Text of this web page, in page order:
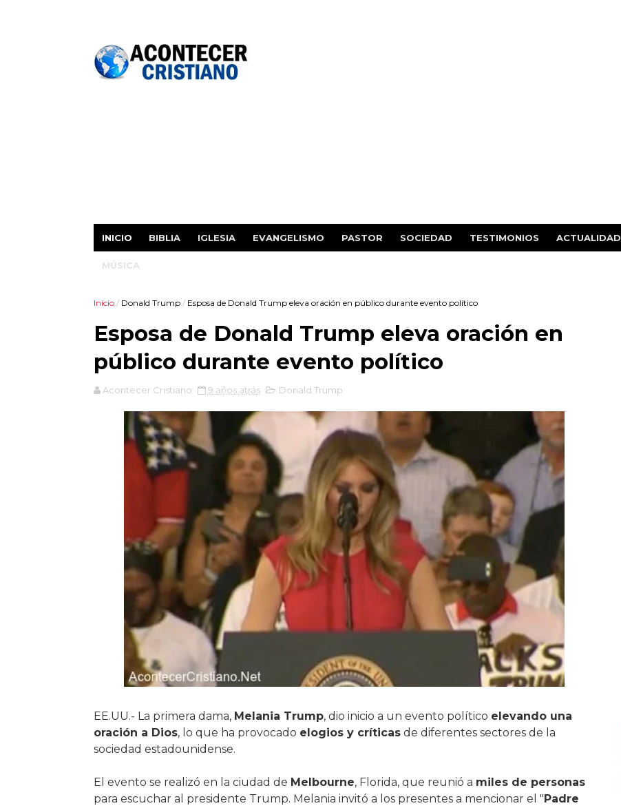
INICIO BIBLIA IGLESIA EVANGELISMO PASTOR SOCIEDAD TESTIMONIOS ACTUALIDAD
MÚSICA
Inicio / Donald Trump / Esposa de Donald Trump eleva oración en público durante evento político
Esposa de Donald Trump eleva oración en
público durante evento político
Acontecer Cristiano 9 años atrás Donald Trump
EE.UU.- La primera dama, Melania Trump, dio inicio a un evento político elevando una
oración a Dios, lo que ha provocado elogios y críticasde diferentes sectores de la
sociedad estadounidense.
El evento se realizó en la ciudad de Melbourne, Florida, que reunió a miles de personas
para escuchar al presidente Trump. Melania invitó a los presentes a mencionar el "Padre